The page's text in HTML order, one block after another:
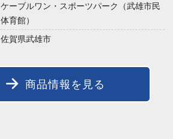
ケーブルワン・スポーツパーク（武雄市民
体育館）
佐賀県武雄市
商品情報を見る